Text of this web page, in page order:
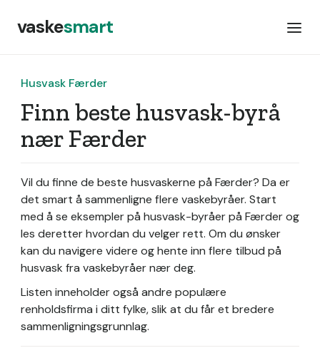
vaskesmart
Husvask Færder
Finn beste husvask-byrå
nær Færder
Vil du finne de beste husvaskerne på Færder? Da er
det smart å sammenligne flere vaskebyråer. Start
med å se eksempler på husvask-byråer på Færder og
les deretter hvordan du velger rett. Om du ønsker
kan du navigere videre og hente inn flere tilbud på
husvask fra vaskebyråer nær deg.
Listen inneholder også andre populære
renholdsfirma i ditt fylke, slik at du får et bredere
sammenligningsgrunnlag.